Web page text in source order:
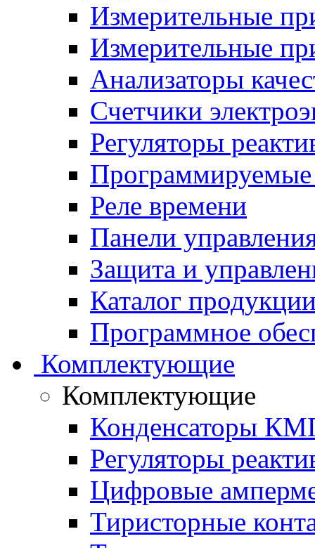
Измерительные
Измерительные
Анализаторы
Счетчики
Регуляторы
Программируемые
Реле времени
Панели
Защита и
Каталог
Программное
Комплектующие
Комплектующие
Конденсаторы
Регуляторы
Цифровые
Тиристорные